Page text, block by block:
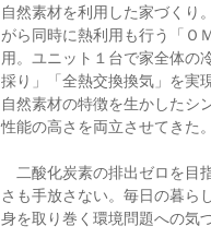
自然素材を利用した家づくり
がら同時に熱利用も行う「Ｏ
用。ユニット１台で家全体の
採り」「全熱交換換気」を実
自然素材の特徴を生かしたシ
性能の高さを両立させてきた。
二酸化炭素の排出ゼロを目
さも手放さない。毎日の暮ら
身を取り巻く環境問題への気